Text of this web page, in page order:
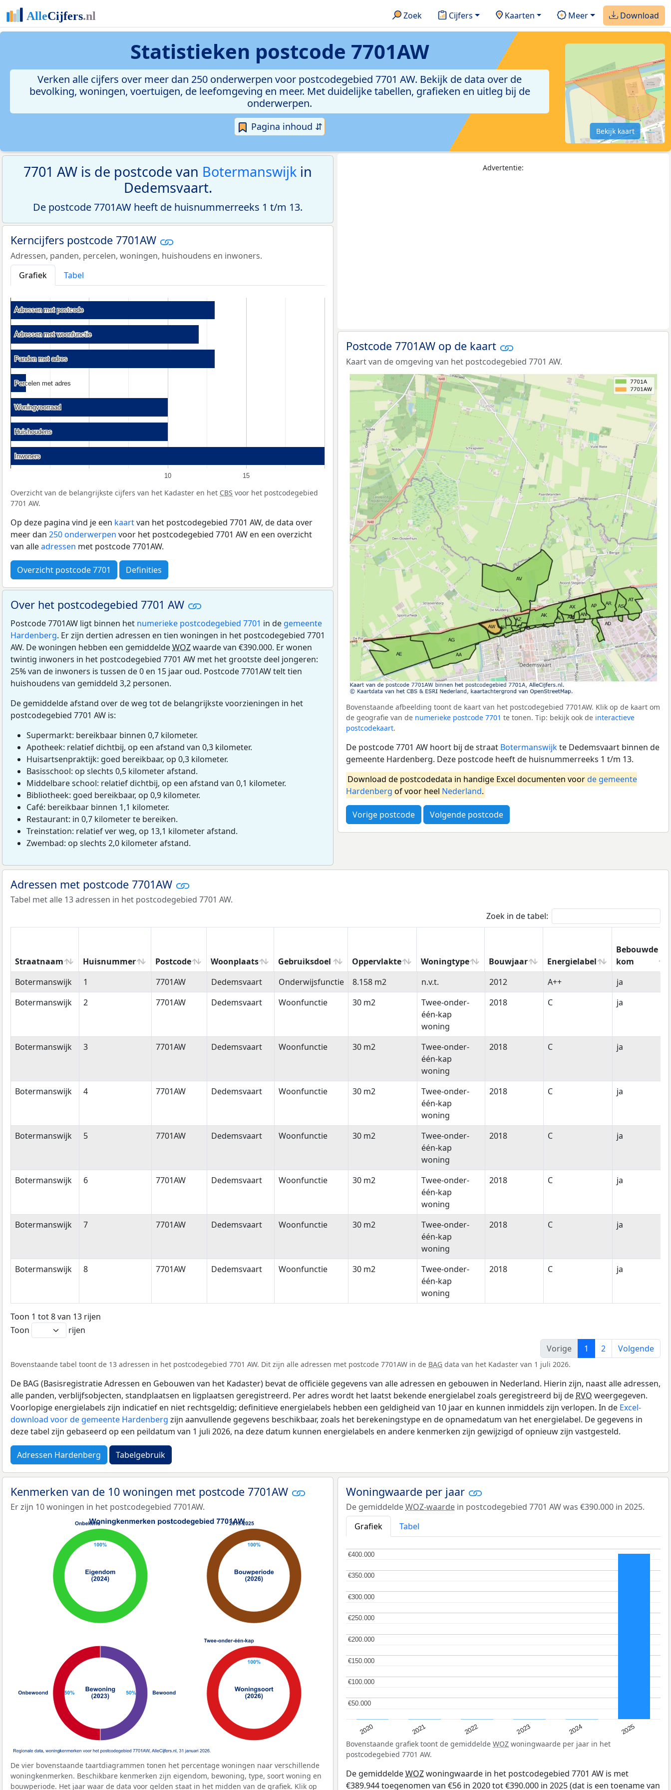
Zoek Cijfers Kaarten Meer Download
Statistieken postcode 7701AW
Verken alle cijfers over meer dan 250 onderwerpen voor postcodegebied 7701 AW. Bekijk de data over de
bevolking, woningen, voertuigen, de leefomgeving en meer. Met duidelijke tabellen, grafieken en uitleg bij de
onderwerpen.
Pagina inhoud ⇵ Bekijk kaart
7701 AW is de postcode van Botermanswijk in
Dedemsvaart.
De postcode 7701AW heeft de huisnummerreeks 1 t/m 13.
Kerncijfers postcode 7701AW
Adressen, panden, percelen, woningen, huishoudens en inwoners.
Grafiek
Tabel
10 15
Adressen met postcode
Adressen met postcode
Adressen met woonfunctie
Adressen met woonfunctie
Panden met adres
Panden met adres
Percelen met adres
Percelen met adres
Woningvoorraad
Woningvoorraad
Huishoudens
Huishoudens
Inwoners
Inwoners
Overzicht van de belangrijkste cijfers van het Kadaster en het CBS voor het postcodegebied
7701 AW.
Op deze pagina vind je een kaartvan het postcodegebied 7701 AW, de data over
meer dan 250 onderwerpen voor het postcodegebied 7701 AW en een overzicht
van alleadressen met postcode 7701AW.
Overzicht postcode 7701 Definities
Over het postcodegebied 7701 AW
Postcode 7701AW ligt binnen het numerieke postcodegebied 7701 in de gemeente
Hardenberg. Er zijn dertien adressen en tien woningen in het postcodegebied 7701
AW. De woningen hebben een gemiddeldeWOZwaarde van €390.000. Er wonen
twintig inwoners in het postcodegebied 7701 AW met het grootste deel jongeren:
25% van de inwoners is tussen de 0 en 15 jaar oud. Postcode 7701AW telt tien
huishoudens van gemiddeld 3,2 personen.
De gemiddelde afstand over de weg tot de belangrijkste voorzieningen in het
postcodegebied 7701 AW is:
Supermarkt: bereikbaar binnen 0,7 kilometer.
Apotheek: relatief dichtbij, op een afstand van 0,3 kilometer.
Huisartsenpraktijk: goed bereikbaar, op 0,3 kilometer.
Basisschool: op slechts 0,5 kilometer afstand.
Middelbare school: relatief dichtbij, op een afstand van 0,1 kilometer.
Bibliotheek: goed bereikbaar, op 0,9 kilometer.
Café: bereikbaar binnen 1,1 kilometer.
Restaurant: in 0,7 kilometer te bereiken.
Treinstation: relatief ver weg, op 13,1 kilometer afstand.
Zwembad: op slechts 2,0 kilometer afstand.
Advertentie:
Postcode 7701AW op de kaart
Kaart van de omgeving van het postcodegebied 7701 AW.
Bovenstaande afbeelding toont de kaart van het postcodegebied 7701AW. Klik op de kaart om
de geografie van de numerieke postcode 7701 te tonen. Tip: bekijk ook de interactieve
postcodekaart.
De postcode 7701 AW hoort bij de straat Botermanswijkte Dedemsvaart binnen de
gemeente Hardenberg. Deze postcode heeft de huisnummerreeks 1 t/m 13.
Download de postcodedata in handige Excel documenten voorde gemeente
Hardenberg of voor heel Nederland.
Vorige postcode Volgende postcode
Adressen met postcode 7701AW
Tabel met alle 13 adressen in het postcodegebied 7701 AW.
Zoek in de tabel:
Straatnaam Huisnummer Postcode Woonplaats Gebruiksdoel Oppervlakte Woningtype Bouwjaar Energielabel
Bebouwde
kom
Straatnaam
Huisnummer Postcode Woonplaats Gebruiksdoel Oppervlakte Woningtype Bouwjaar Energielabel
Bebouwde
kom
Botermanswijk 1 7701AW Dedemsvaart Onderwijsfunctie 8.158 m2 n.v.t. 2012 A++
ja
Botermanswijk
2 7701AW Dedemsvaart Woonfunctie 30 m2
Twee-onder-
één-kap
woning
2018 C ja
Botermanswijk 3 7701AW Dedemsvaart Woonfunctie 30 m2
Twee-onder-
één-kap
woning
2018 C ja
Botermanswijk 4 7701AW Dedemsvaart Woonfunctie 30 m2
Twee-onder-
één-kap
woning
2018 C ja
Botermanswijk 5 7701AW Dedemsvaart Woonfunctie 30 m2
Twee-onder-
één-kap
woning
2018 C ja
Botermanswijk 6 7701AW Dedemsvaart Woonfunctie 30 m2
Twee-onder-
één-kap
woning
2018 C ja
Botermanswijk 7 7701AW Dedemsvaart Woonfunctie 30 m2
Twee-onder-
één-kap
woning
2018 C ja
Botermanswijk 8 7701AW Dedemsvaart Woonfunctie 30 m2
Twee-onder-
één-kap
woning
2018 C ja
Toon 1 tot 8 van 13 rijen
Toon
rijen
Vorige
1 2 Volgende
Bovenstaande tabel toont de 13 adressen in het postcodegebied 7701 AW. Dit zijn alle adressen met postcode 7701AW in de BAG data van het Kadaster van 1 juli 2026.
De BAG (Basisregistratie Adressen en Gebouwen van het Kadaster) bevat de officiële gegevens van alle adressen en gebouwen in Nederland. Hierin zijn, naast alle adressen,
alle panden, verblijfsobjecten, standplaatsen en ligplaatsen geregistreerd. Per adres wordt het laatst bekende energielabel zoals geregistreerd bij de RVO weergegeven.
Voorlopige energielabels zijn indicatief en niet rechtsgeldig; definitieve energielabels hebben een geldigheid van 10 jaar en kunnen inmiddels zijn verlopen. In de Excel-
download voor de gemeente Hardenberg zijn aanvullende gegevens beschikbaar, zoals het berekeningstype en de opnamedatum van het energielabel. De gegevens in
deze tabel zijn gebaseerd op een peildatum van 1 juli 2026, na deze datum kunnen energielabels en andere kenmerken zijn gewijzigd of opnieuw zijn vastgesteld.
Adressen Hardenberg Tabelgebruik
Kenmerken van de 10 woningen met postcode 7701AW
Er zijn 10 woningen in het postcodegebied 7701AW.
De vier bovenstaande taartdiagrammen tonen het percentage woningen naar verschillende
woningkenmerken. Beschikbare kenmerken zijn eigendom, bewoning, type, soort woning en
bouwperiode. Het jaar waar de data voor gelden staat in het midden van de grafiek. Klik op
Woningwaarde per jaar
De gemiddeldeWOZ-waarde in postcodegebied 7701 AW was €390.000 in 2025.
Grafiek
Tabel
2020 2021 2022 2023 2024 2025
€50.000
€50.000
€100.000
€100.000
€150.000
€150.000
€200.000
€200.000
€250.000
€250.000
€300.000
€300.000
€350.000
€350.000
€400.000
€400.000
Bovenstaande grafiek toont de gemiddelde WOZ woningwaarde per jaar in het
postcodegebied 7701 AW.
De gemiddeldeWOZwoningwaarde in het postcodegebied 7701 AW is met
€389.944 toegenomen van €56 in 2020 tot €390.000 in 2025 (dat is een toename van